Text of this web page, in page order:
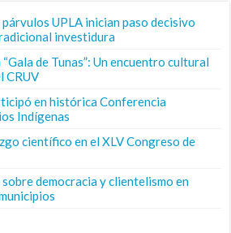
UPLA inician paso decisivo
investidura
de Tunas”: Un encuentro cultural
CRUV
en histórica Conferencia
Indígenas
científico en el XLV Congreso de
democracia y clientelismo en